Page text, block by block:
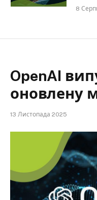
8
OpenAI
оновлену
13 Листопада 2025